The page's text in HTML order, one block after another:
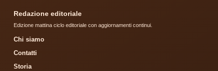
Redazione editoriale
Edizione mattina ciclo editoriale con aggiornamenti continui.
Chi siamo
Contatti
Storia